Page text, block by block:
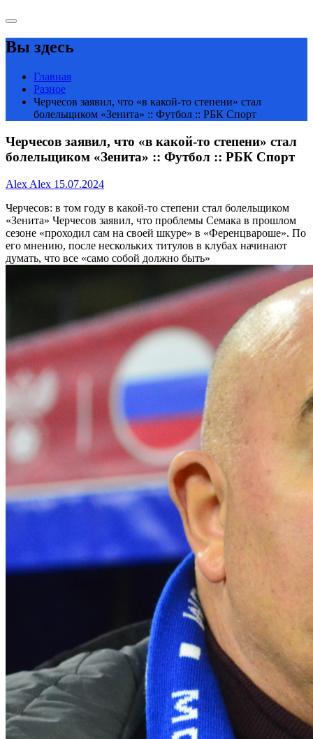
Вы здесь
Главная
Разное
Черчесов заявил, что «в какой-то степени» стал
болельщиком «Зенита» :: Футбол :: РБК Спорт
Черчесов заявил, что «в какой-то степени» стал
болельщиком «Зенита» :: Футбол :: РБК Спорт
Alex Alex 15.07.2024
Черчесов: в том году в какой-то степени стал болельщиком
«Зенита» Черчесов заявил, что проблемы Семака в прошлом
сезоне «проходил сам на своей шкуре» в «Ференцвароше». По
его мнению, после нескольких титулов в клубах начинают
думать, что все «само собой должно быть»